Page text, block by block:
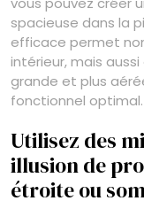
spacieuse dans la
efficace permet
intérieur, mais aussi
grande et plus
fonctionnel optimal.
Utilisez des
illusion de
étroite ou